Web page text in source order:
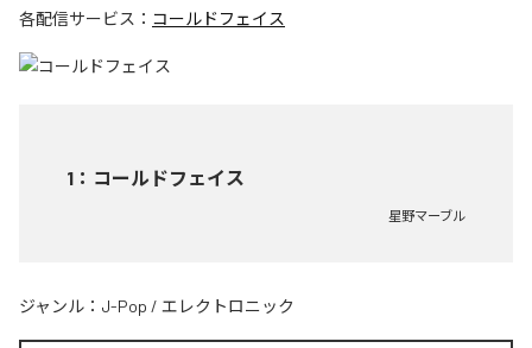
各配信サービス： コールドフェイス
1 ： コールドフェイス
星野マーブル
ジャンル： J-Pop / エレクトロニック